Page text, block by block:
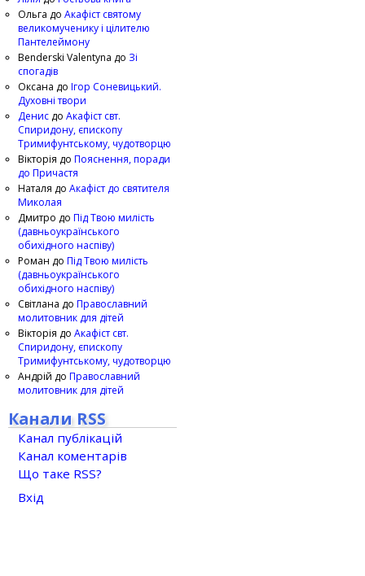
Ольга до Акафіст святому
великомученику і цілителю
Пантелеймону
Benderski Valentyna до Зі
спогадів
Оксана до Ігор Соневицький.
Духовні твори
Денис до Акафіст свт.
Спиридону, єпископу
Тримифунтському, чудотворцю
Вікторія до Пояснення, поради
до Причастя
Наталя до Акафіст до святителя
Миколая
Дмитро до Під Твою милість
(давньоукраїнського
обихідного наспіву)
Роман до Під Твою милість
(давньоукраїнського
обихідного наспіву)
Світлана до Православний
молитовник для дітей
Вікторія до Акафіст свт.
Спиридону, єпископу
Тримифунтському, чудотворцю
Андрій до Православний
молитовник для дітей
Канали RSS
Канал публікацій
Канал коментарів
Що таке RSS?
Вхід